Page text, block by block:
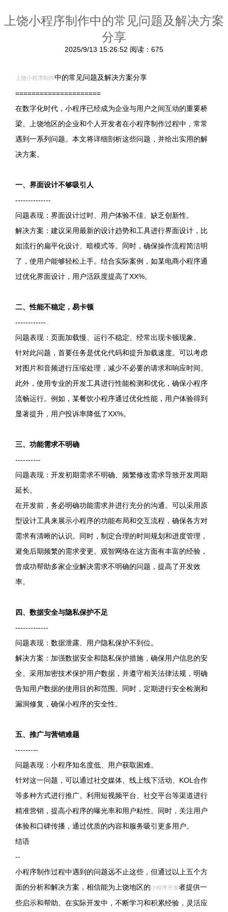
上饶小程序制作中的常见问题及解决方案
分享
2025/9/13 15:26:52 阅读：675
上饶小程序制作中的常见问题及解决方案分享
=====================
在数字化时代，小程序已经成为企业与用户之间互动的重要桥
梁。上饶地区的企业和个人开发者在小程序制作过程中，常常
遇到一系列问题。本文将详细剖析这些问题，并给出实用的解
决方案。
一、界面设计不够吸引人
--------------
问题表现：界面设计过时、用户体验不佳、缺乏创新性。
解决方案：建议采用最新的设计趋势和工具进行界面设计，比
如流行的扁平化设计、暗模式等。同时，确保操作流程简洁明
了，使用户能够轻松上手。结合实际案例，如某电商小程序通
过优化界面设计，用户活跃度提高了XX%。
二、性能不稳定，易卡顿
------------
问题表现：页面加载慢、运行不稳定、经常出现卡顿现象。
针对此问题，首要任务是优化代码和提升加载速度。可以考虑
对图片和音频进行压缩处理，减少不必要的请求和响应时间。
此外，使用专业的开发工具进行性能检测和优化，确保小程序
流畅运行。例如，某餐饮小程序通过优化性能，用户体验得到
显著提升，用户投诉率降低了XX%。
三、功能需求不明确
----------
问题表现：开发初期需求不明确、频繁修改需求导致开发周期
延长。
在开发前，务必明确功能需求并进行充分的沟通。可以采用原
型设计工具来展示小程序的功能布局和交互流程，确保各方对
需求有清晰的认识。同时，制定合理的时间规划和进度管理，
避免后期频繁的需求变更。观智网络在这方面有丰富的经验，
曾成功帮助多家企业解决需求不明确的问题，提高了开发效
率。
四、数据安全与隐私保护不足
-------------
问题表现：数据泄露、用户隐私保护不到位。
解决方案：加强数据安全和隐私保护措施，确保用户信息的安
全。采用加密技术保护用户数据，并遵守相关法律法规，明确
告知用户数据的使用目的和范围。同时，定期进行安全检测和
漏洞修复，确保小程序的安全性。
五、推广与营销难题
---------
问题表现：小程序知名度低、用户获取困难。
针对这一问题，可以通过社交媒体、线上线下活动、KOL合作
等多种方式进行推广。利用短视频平台、社交平台等渠道进行
精准营销，提高小程序的曝光率和用户粘性。同时，关注用户
体验和口碑传播，通过优质的内容和服务吸引更多用户。
结语
--
小程序制作过程中遇到的问题远不止这些，但通过以上五个方
面的分析和解决方案，相信能为上饶地区的小程序开发者提供一
些启示和帮助。在实际开发中，不断学习和积累经验，灵活应